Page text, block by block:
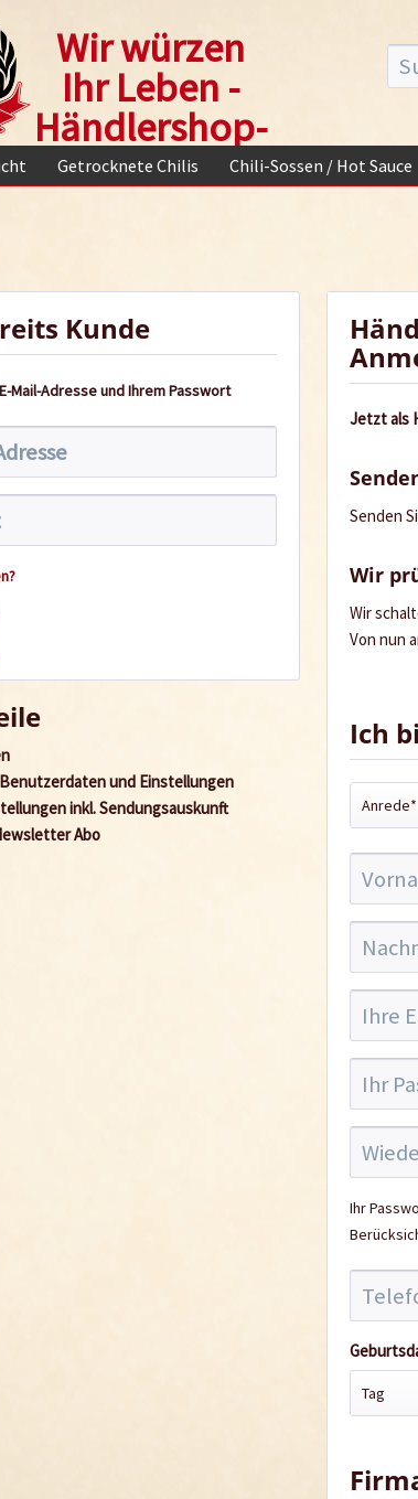
Wir würzen
Ihr Leben -
Händlershop-
Getrocknete Chilis Chili-Sossen / Hot Sauce
Jetzt als
Senden
Wir
Wir
Von nun
Ich
Ihr
Kunde
Mail-Adresse und Ihrem Passwort
und Einstellungen
inkl. Sendungsauskunft
Abo